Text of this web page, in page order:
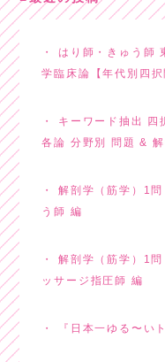
はり師・きゅう師
学臨床論【年代別四択
キーワード抽出 四
各論 分野別 問題 &
解剖学（筋学）1
う師 編
解剖学（筋学）1
ッサージ指圧師 編
『日本一ゆる〜い